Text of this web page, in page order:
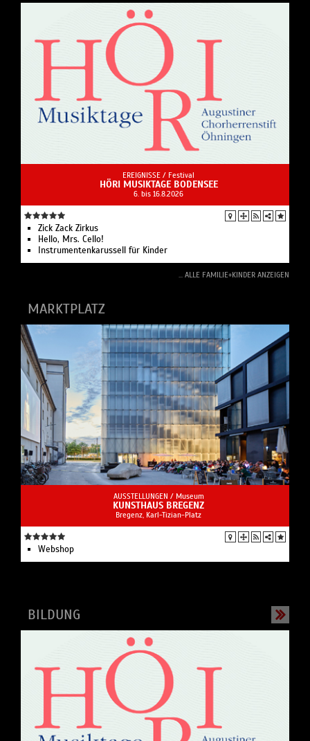
EREIGNISSE / Festival
HÖRI MUSIKTAGE BODENSEE
6. bis 16.8.2026
Zick Zack Zirkus
Hello, Mrs. Cello!
Instrumentenkarussell für Kinder
... ALLE FAMILIE+KINDER ANZEIGEN
MARKTPLATZ
AUSSTELLUNGEN / Museum
KUNSTHAUS BREGENZ
Bregenz, Karl-Tizian-Platz
Webshop
BILDUNG